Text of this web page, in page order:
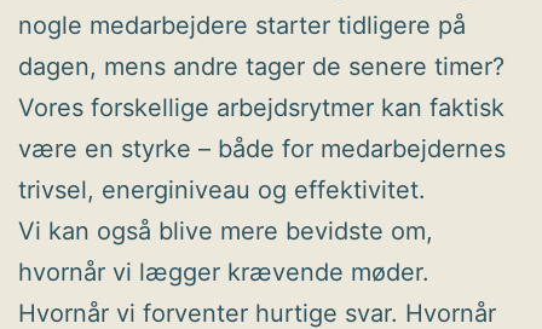
nogle medarbejdere starter tidligere på
dagen, mens andre tager de senere timer?
Vores forskellige arbejdsrytmer kan faktisk
være en styrke – både for medarbejdernes
trivsel, energiniveau og effektivitet.
Vi kan også blive mere bevidste om,
hvornår vi lægger krævende møder.
Hvornår vi forventer hurtige svar. Hvornår